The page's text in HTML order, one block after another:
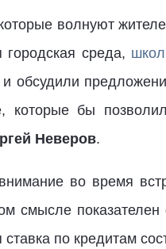
волнуют
среда,
обсудили
которые бы
Неверов.
во время
смысле
по кредитам